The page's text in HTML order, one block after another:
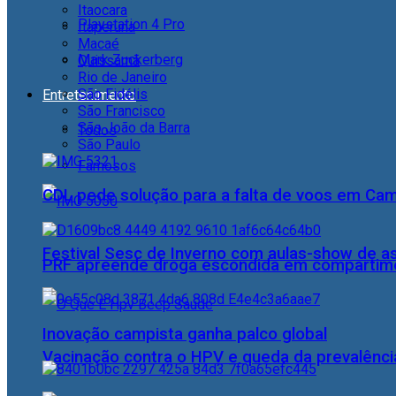
Playstation 4 Pro
Mark Zuckerberg
Entretenimento
Todos
Famosos
Festival Sesc de Inverno com aulas-show de
Vacinação contra o HPV e queda da
Itaocara
Itaperuna
Macaé
Quissamã
Rio de Janeiro
São Fidélis
São Francisco
São João da Barra
São Paulo
CDL pede solução para a falta de voos em
PRF apreende droga escondida em
Inovação campista ganha palco global